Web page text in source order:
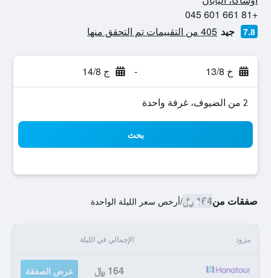
+81 661 601 045
7.8 جيد 405 من التقييمات تم التحقق منها
خ 13/8 - ج 14/8
2 من الضيوف، غرفة واحدة
بحث
صفقات من164 ﷼ /أرخص سعر الليلة الواحدة
مزود الإجمالي في الليلة
164 ﷼ عرض الصفقة